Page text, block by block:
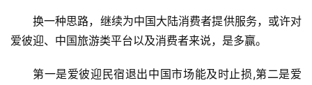
换一种思路，继续为中国大陆消费者提供服务， 或许对
爱彼迎、中国旅游类平台以及消费者来说，是多赢。
第一是爱彼迎民宿退出中国市场能及时止损,第二是爱